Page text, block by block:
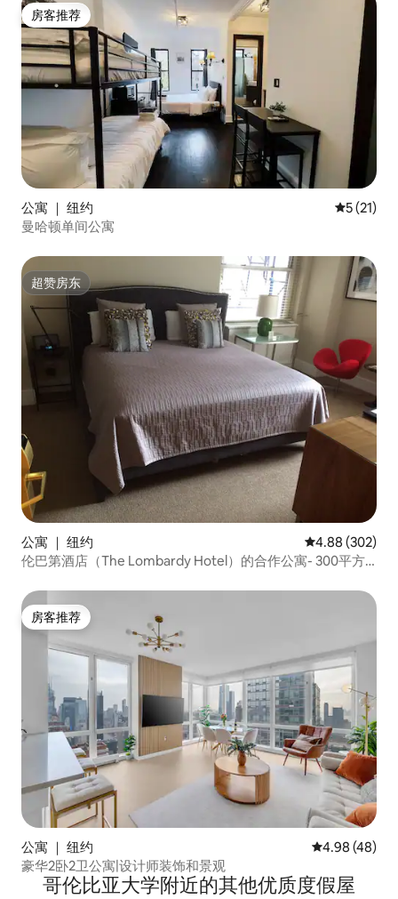
房客推荐
房客推荐
公寓 ｜ 纽约 平均评分
5 (21)
曼哈顿单间公寓
超赞房东
超赞房东
公寓 ｜ 纽约 平均评分 4.88
4.88 (302)
伦巴第酒店（The Lombardy Hotel）的合作公寓- 300平方
房客推荐
房客推荐
公寓 ｜ 纽约 平均评分
4.98 (48)
豪华2卧2卫公寓|设计师装饰和景观
哥伦比亚大学附近的其他优质度假屋